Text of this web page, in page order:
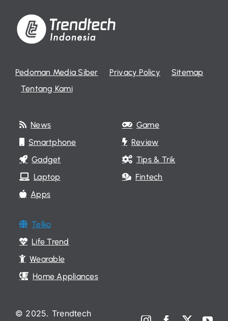
Pedoman Media Siber Privacy Policy
Sitemap
Tentang Kami
News
Smartphone
Gadget
Laptop
Apps
Game
Review
Tips & Trik
Fintech
Telko
Life Trend
Wearable
Home Appliances
© 2025. Trendtech